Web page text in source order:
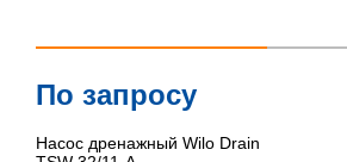
По запросу
Насос дренажный Wilo Drain